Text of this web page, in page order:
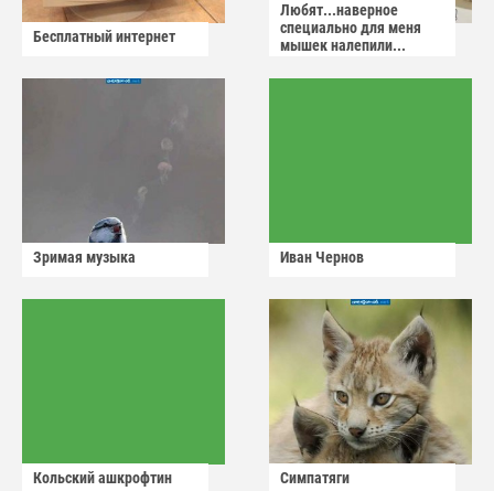
Бесплатный интернет
Любят...наверное
специально для меня
мышек налепили...
Зримая музыка Иван Чернов
Кольский ашкрофтин Симпатяги